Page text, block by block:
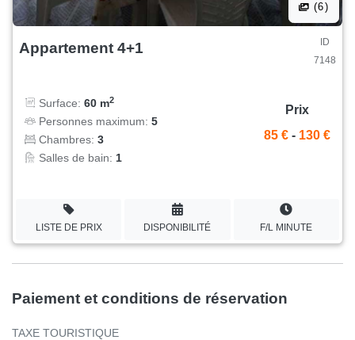
(6)
Appartement 4+1
ID
7148
Surface: 60 m2
Personnes maximum: 5
Chambres: 3
Salles de bain: 1
Prix
85 € - 130 €
LISTE DE PRIX DISPONIBILITÉ F/L MINUTE
Paiement et conditions de réservation
TAXE TOURISTIQUE